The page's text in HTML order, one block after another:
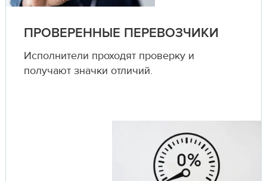
ПРОВЕРЕННЫЕ ПЕРЕВОЗЧИКИ
Исполнители проходят проверку и
получают значки отличий.